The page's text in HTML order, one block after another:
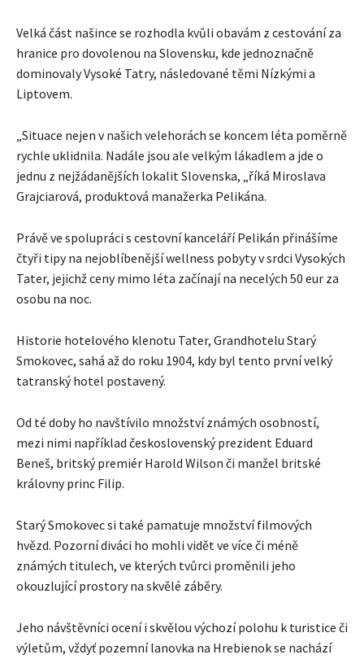
Velká část našince se rozhodla kvůli obavám z cestování za
hranice pro dovolenou na Slovensku, kde jednoznačně
dominovaly Vysoké Tatry, následované těmi Nízkými a
Liptovem.
„Situace nejen v našich velehorách se koncem léta poměrně
rychle uklidnila. Nadále jsou ale velkým lákadlem a jde o
jednu z nejžádanějších lokalit Slovenska, „říká Miroslava
Grajciarová, produktová manažerka Pelikána.
Právě ve spolupráci s cestovní kanceláří Pelikán přinášíme
čtyři tipy na nejoblíbenější wellness pobyty v srdci Vysokých
Tater, jejichž ceny mimo léta začínají na necelých 50 eur za
osobu na noc.
Historie hotelového klenotu Tater, Grandhotelu Starý
Smokovec, sahá až do roku 1904, kdy byl tento první velký
tatranský hotel postavený.
Od té doby ho navštívilo množství známých osobností,
mezi nimi například československý prezident Eduard
Beneš, britský premiér Harold Wilson či manžel britské
královny princ Filip.
Starý Smokovec si také pamatuje množství filmových
hvězd. Pozorní diváci ho mohli vidět ve více či méně
známých titulech, ve kterých tvůrci proměnili jeho
okouzlující prostory na skvělé záběry.
Jeho návštěvníci ocení i skvělou výchozí polohu k turistice či
výletům, vždyť pozemní lanovka na Hrebienok se nachází